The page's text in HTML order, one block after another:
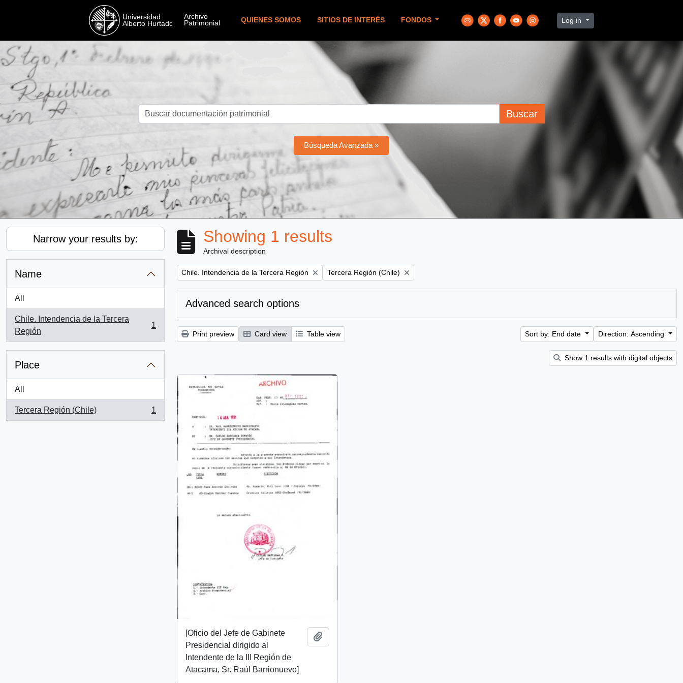
QUIENES SOMOS SITIOS DE INTERÉS FONDOS Log in
Buscar
Búsqueda Avanzada »
Narrow your results by:
Name
All
Chile. Intendencia de la Tercera
Región
, 1 results
1
Place
All
Tercera Región (Chile)
, 1 results
1
Showing 1 results
Archival description
Remove filter:
Chile. Intendencia de la Tercera Región Remove filter:
Tercera Región (Chile)
Advanced search options
Print preview Card view Table view Sort by: End date Direction: Ascending
Show 1 results with digital objects
[Oficio del Jefe de Gabinete
Presidencial dirigido al
Intendente de la III Región de
Atacama, Sr. Raúl Barrionuevo]